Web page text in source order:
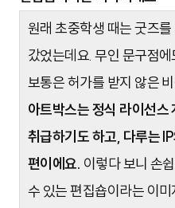
원래 초중학생 때는 굿즈
갔었는데요. 무인 문구점
보통은 허가를 받지 않은
아트박스는 정식 라이선스
취급하기도 하고, 다루는
편이에요. 이렇다 보니 손
수 있는 편집숍이라는 이